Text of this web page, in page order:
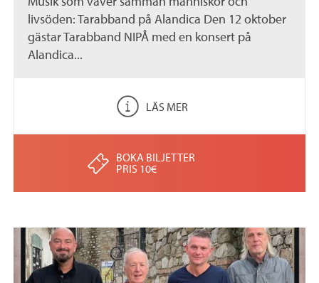
livsöden: Tarabband på Alandica Den 12 oktober
gästar Tarabband NIPÅ med en konsert på
Alandica...
LÄS MER
BOKA BILJETTER
PRIS 10€